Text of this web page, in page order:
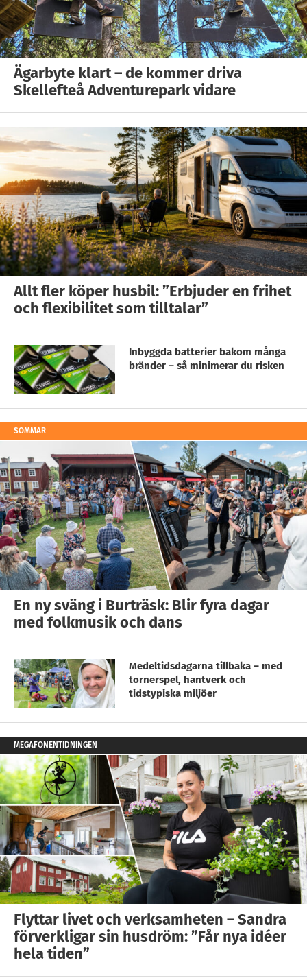
Ägarbyte klart – de kommer driva
Skellefteå Adventurepark vidare
Allt fler köper husbil: ”Erbjuder en frihet
och flexibilitet som tilltalar”
Inbyggda batterier bakom många
bränder – så minimerar du risken
SOMMAR
En ny sväng i Burträsk: Blir fyra dagar
med folkmusik och dans
Medeltidsdagarna tillbaka – med
tornerspel, hantverk och
tidstypiska miljöer
MEGAFONENTIDNINGEN
Flyttar livet och verksamheten – Sandra
förverkligar sin husdröm: ”Får nya idéer
hela tiden”